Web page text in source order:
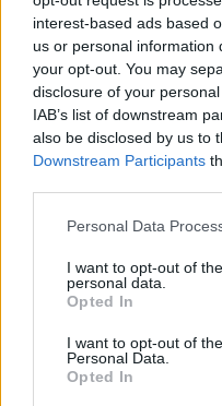
interest-based ads based
us or personal information
your opt-out. You may
disclosure of your
IAB’s list of downstream
also be disclosed by us to
Downstream Participants
Please note that this
not limited to your visit or
grant or deny consent to
use your data for below
consent section.
Personal Data
I want to opt-out of
personal data.
Opted In
I want to opt-out of
Personal Data.
Opted In
Titkolózik a
Ruszin-Szendi